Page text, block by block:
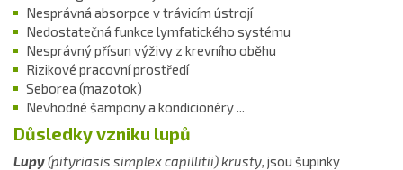
Nesprávná absorpce v trávicím ústrojí
Nedostatečná funkce lymfatického systému
Nesprávný přísun výživy z krevního oběhu
Rizikové pracovní prostředí
Seborea (mazotok)
Nevhodné šampony a kondicionéry ...
Důsledky vzniku lupů
Lupy(pityriasis simplex capillitii) krusty, jsou šupinky